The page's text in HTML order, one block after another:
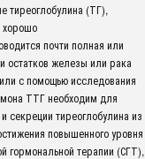
тиреоглобулина (ТГ),
хорошо
почти полная или
остатков железы или рака
с помощью исследования
ТТГ необходим для
секреции тиреоглобулина из
повышенного уровня
гормональной терапии (СГТ),